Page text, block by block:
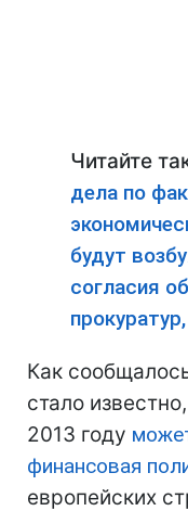
Читайте
дела по
будут
согласия
Как
стало
2013 году
финансовая
европейских